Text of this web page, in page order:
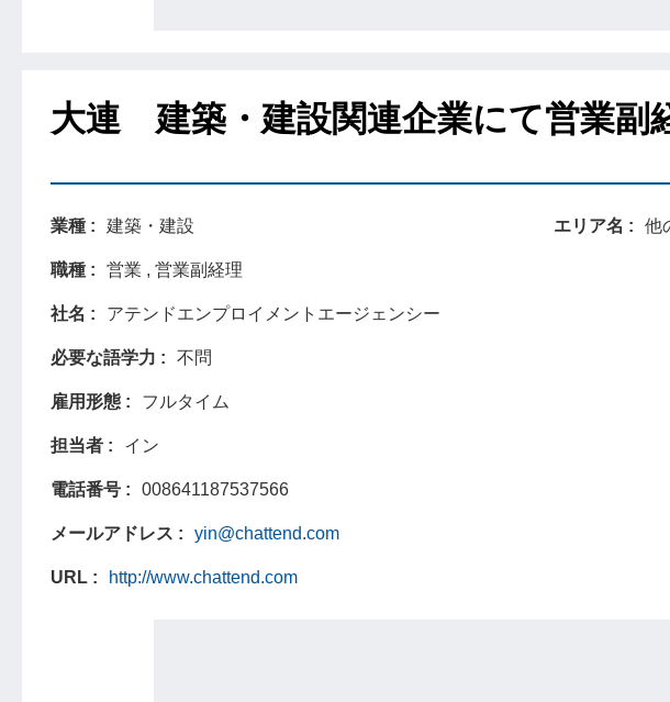
大連 建築・建設関連企業にて営業副
業種 建築・建設
職種 営業 , 営業副経理
社名 アテンドエンプロイメントエージェンシー
必要な語学力 不問
雇用形態 フルタイム
担当者 イン
電話番号 008641187537566
メールアドレス yin@chattend.com
URL http://www.chattend.com
エリア名 他